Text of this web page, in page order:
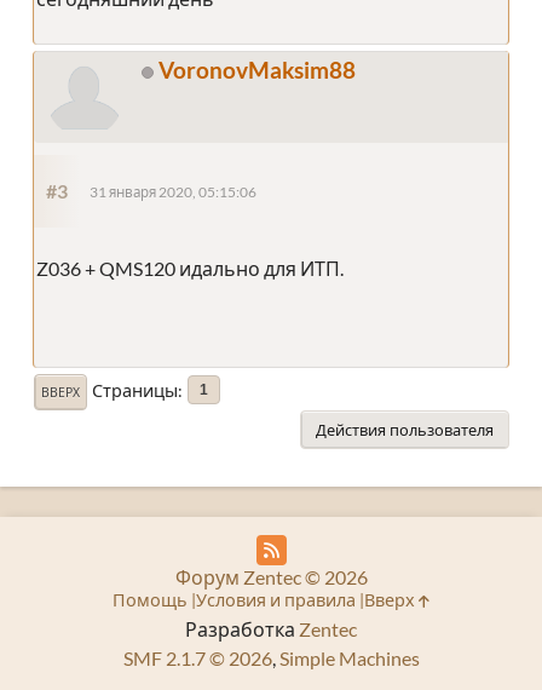
VoronovMaksim88
#3 31 января 2020, 05:15:06
Z036 + QMS120 идально для ИТП.
ВВЕРХ Страницы 1
Действия пользователя
Разработка Zentec
SMF 2.1.7 © 2026,Simple Machines
Форум Zentec © 2026
Помощь Условия и правила Вверх